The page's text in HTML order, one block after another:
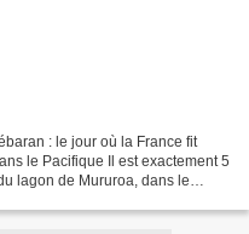
: le jour où la France fit
le Pacifique Il est exactement 5
lagon de Mururoa, dans le